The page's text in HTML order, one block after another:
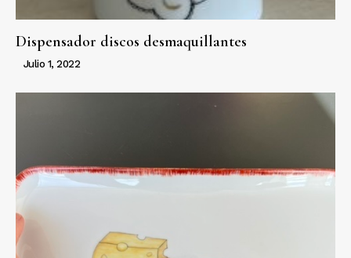
Dispensador discos desmaquillantes
Julio 1, 2022